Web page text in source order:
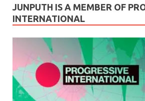
JUNPUTH IS A MEMBER OF
INTERNATIONAL